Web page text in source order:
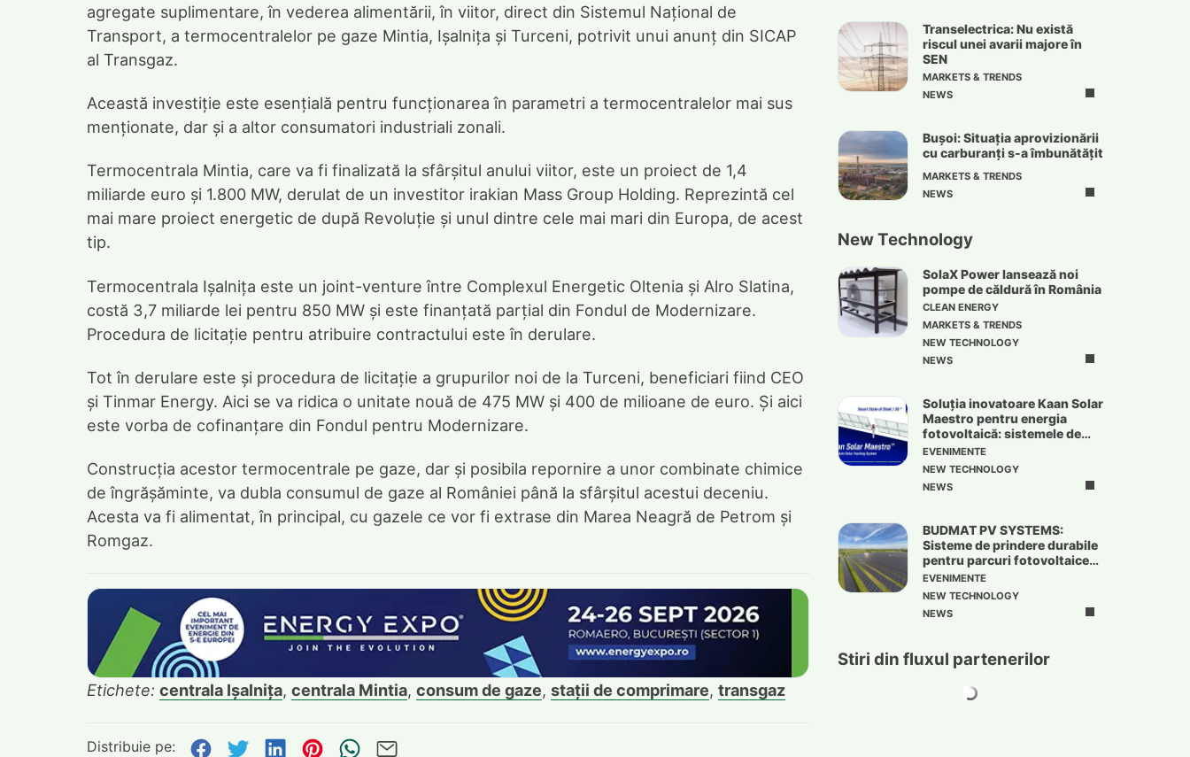
agregate suplimentare, în vederea alimentării, în viitor, direct din Sistemul Național de
Transport, a termocentralelor pe gaze Mintia, Ișalnița și Turceni, potrivit unui anunț din SICAP
al Transgaz.
Această investiție este esențială pentru funcționarea în parametri a termocentralelor mai sus
menționate, dar și a altor consumatori industriali zonali.
Termocentrala Mintia, care va fi finalizată la sfârșitul anului viitor, este un proiect de 1,4
miliarde euro și 1.800 MW, derulat de un investitor irakian Mass Group Holding. Reprezintă cel
mai mare proiect energetic de după Revoluție și unul dintre cele mai mari din Europa, de acest
tip.
Termocentrala Ișalnița este un joint-venture între Complexul Energetic Oltenia și Alro Slatina,
costă 3,7 miliarde lei pentru 850 MW și este finanțată parțial din Fondul de Modernizare.
Procedura de licitație pentru atribuire contractului este în derulare.
Tot în derulare este și procedura de licitație a grupurilor noi de la Turceni, beneficiari fiind CEO
și Tinmar Energy. Aici se va ridica o unitate nouă de 475 MW și 400 de milioane de euro. Și aici
este vorba de cofinanțare din Fondul pentru Modernizare.
Construcția acestor termocentrale pe gaze, dar și posibila repornire a unor combinate chimice
de îngrășăminte, va dubla consumul de gaze al României până la sfârșitul acestui deceniu.
Acesta va fi alimentat, în principal, cu gazele ce vor fi extrase din Marea Neagră de Petrom și
Romgaz.
Etichete: centrala Ișalnița, centrala Mintia, consum de gaze, stații de comprimare, transgaz
Distribuie pe: Distribuie pe Facebook
Distribuie pe Twitter
Distribuie pe LinkedIn
Distribuie pe Pinterest
Trimite prin whatsapp
Transelectrica: Nu există
riscul unei avarii majore în
SEN
MARKETS & TRENDS
NEWS
Bușoi: Situația aprovizionării
cu carburanți s-a îmbunătățit
MARKETS & TRENDS
NEWS
New Technology
SolaX Power lansează noi
pompe de căldură în România
CLEAN ENERGY
MARKETS & TRENDS
NEW TECHNOLOGY
NEWS
Soluția inovatoare Kaan Solar
Maestro pentru energia
fotovoltaică: sistemele de
urmărire solară
EVENIMENTE
NEW TECHNOLOGY
NEWS
BUDMAT PV SYSTEMS:
Sisteme de prindere durabile
pentru parcuri fotovoltaice
de mari dimensiuni
EVENIMENTE
NEW TECHNOLOGY
NEWS
Stiri din fluxul partenerilor